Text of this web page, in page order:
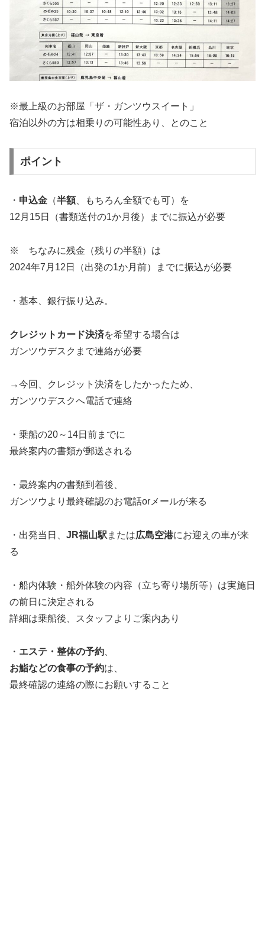
※最上級のお部屋「ザ・ガンツウスイート」
宿泊以外の方は相乗りの可能性あり、とのこと
ポイント
・ 申込金 （半額、もちろん全額でも可）を
12月15日（書類送付の1か月後）までに振込が必要
※ ちなみに残金（残りの半額）は
2024年7月12日（出発の1か月前）までに振込が必要
・基本、銀行振り込み。
クレジットカード決済を希望する場合は
ガンツウデスクまで連絡が必要
→今回、クレジット決済をしたかったため、
ガンツウデスクへ電話で連絡
・乗船の20～14日前までに
最終案内の書類が郵送される
・最終案内の書類到着後、
ガンツウより最終確認のお電話orメールが来る
・出発当日、 JR福山駅 または広島空港にお迎えの車が来
る
・船内体験・船外体験の内容（立ち寄り場所等）は実施日
の前日に決定される
詳細は乗船後、スタッフよりご案内あり
・ エステ・整体の予約
お鮨などの食事の予約は、
最終確認の連絡の際にお願いすること